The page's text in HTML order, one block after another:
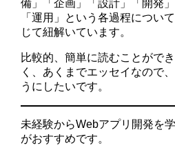
備」「企画」「設計」「開発
「運用」という各過程につい
じて紐解いています。
比較的、簡単に読むことがで
く、あくまでエッセイなので
うにしたいです。
未経験からWebアプリ開発を
がおすすめです。